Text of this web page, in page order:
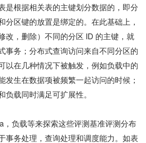
是根据相关表的主键划分数据的，即分
分区键的放置是绑定的。在此基础上，
改，删除）不同的分区 ID 的主键，就
事务；分布式查询访问来自不同分区的
以在几种情况下被触发，例如负载中的
发生在数据项被频繁一起访问的时候；
载同时满足可扩展性。
，负载等来探索这些评测基准评测分布
事务处理，查询处理和调度能力。如表